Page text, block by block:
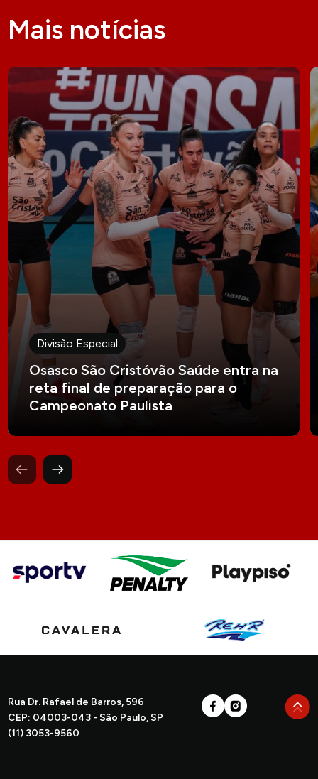
Mais notícias
Divisão Especial
Osasco São Cristóvão Saúde entra na
reta final de preparação para o
Campeonato Paulista
Rua Dr. Rafael de Barros, 596
CEP: 04003-043 - São Paulo, SP
(11) 3053-9560